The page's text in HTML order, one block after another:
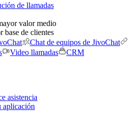
de llamadas
valor medio
base de clientes
Chat de equipos de JivoChat
Video llamadas
CRM
asistencia
aplicación